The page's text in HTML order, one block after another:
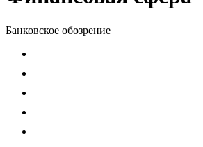
Банковское обозрение